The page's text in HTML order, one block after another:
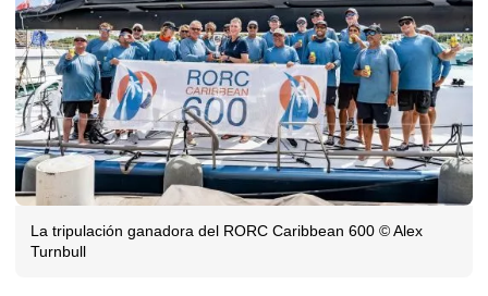
La tripulación ganadora del RORC Caribbean 600 © Alex
Turnbull